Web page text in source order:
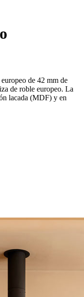
de 42 mm de
de roble europeo. La
lacada (MDF) y en